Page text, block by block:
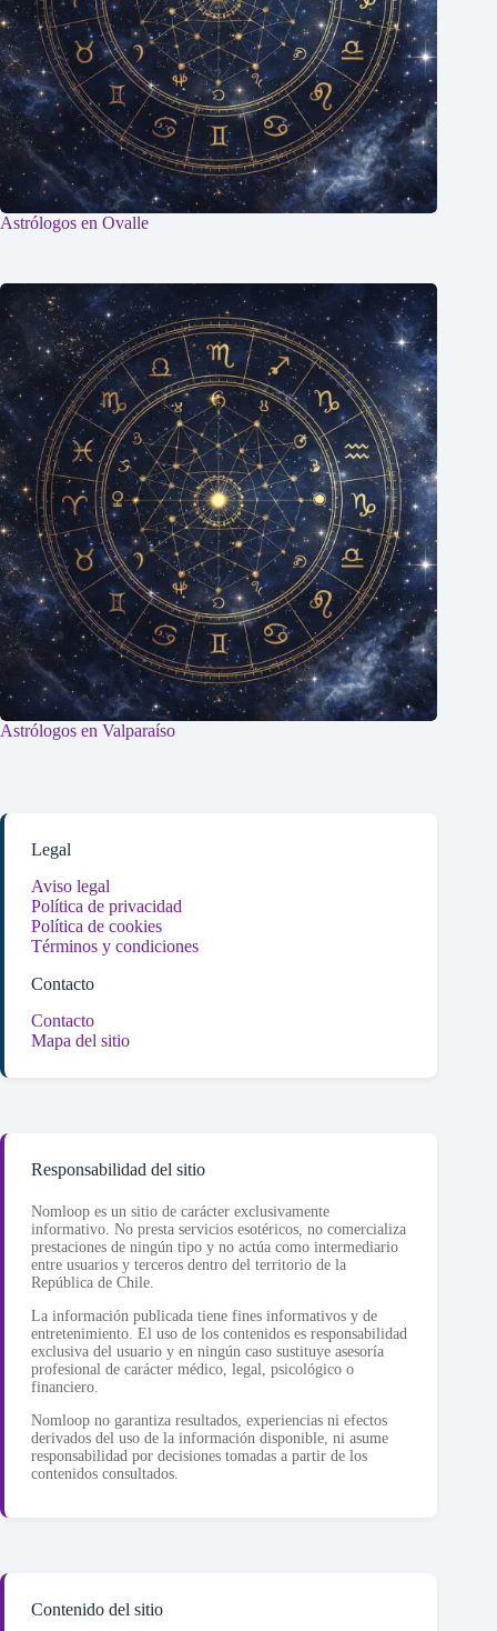
Astrólogos en Ovalle
Astrólogos en Valparaíso
Legal
Aviso legal
Política de privacidad
Política de cookies
Términos y condiciones
Contacto
Contacto
Mapa del sitio
Responsabilidad del sitio
Nomloop es un sitio de carácter exclusivamente
informativo. No presta servicios esotéricos, no comercializa
prestaciones de ningún tipo y no actúa como intermediario
entre usuarios y terceros dentro del territorio de la
República de Chile.
La información publicada tiene fines informativos y de
entretenimiento. El uso de los contenidos es responsabilidad
exclusiva del usuario y en ningún caso sustituye asesoría
profesional de carácter médico, legal, psicológico o
financiero.
Nomloop no garantiza resultados, experiencias ni efectos
derivados del uso de la información disponible, ni asume
responsabilidad por decisiones tomadas a partir de los
contenidos consultados.
Contenido del sitio